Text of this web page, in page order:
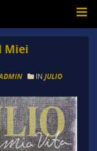
Miei
IN JULIO